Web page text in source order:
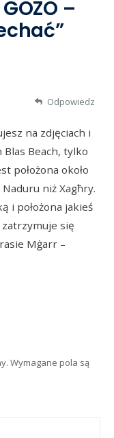
–
na zdjęciach i
Beach, tylko
położona około
niż Xagħry.
i położona jakieś
się
Mġarr –
Odpowiedz
Wymagane pola są